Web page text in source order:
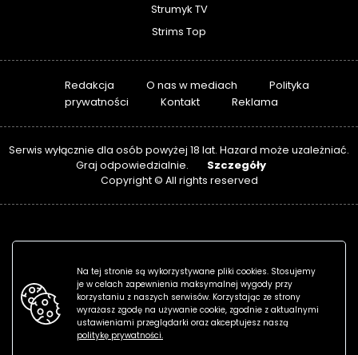
Strumyk TV
Strims Top
Redakcja O nas w mediach
Polityka
prywatności
Kontakt Reklama
Serwis wyłącznie dla osób powyżej 18 lat. Hazard może uzależniać.
Graj odpowiedzialnie.
Szczegóły
Copyright © All rights reserved
Na tej stronie są wykorzystywane pliki cookies. Stosujemy
je w celach zapewnienia maksymalnej wygody przy
korzystaniu z naszych serwisów. Korzystając ze strony
wyrażasz zgodę na używanie cookie, zgodnie z aktualnymi
ustawieniami przeglądarki oraz akceptujesz naszą
politykę prywatności.